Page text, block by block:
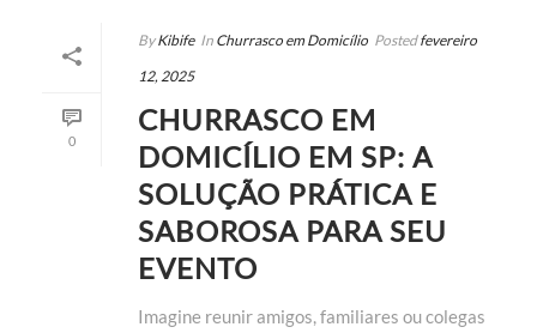
0
By Kibife In Churrasco em Domicílio Posted fevereiro
12, 2025
CHURRASCO EM
DOMICÍLIO EM SP: A
SOLUÇÃO PRÁTICA E
SABOROSA PARA SEU
EVENTO
Imagine reunir amigos, familiares ou colegas